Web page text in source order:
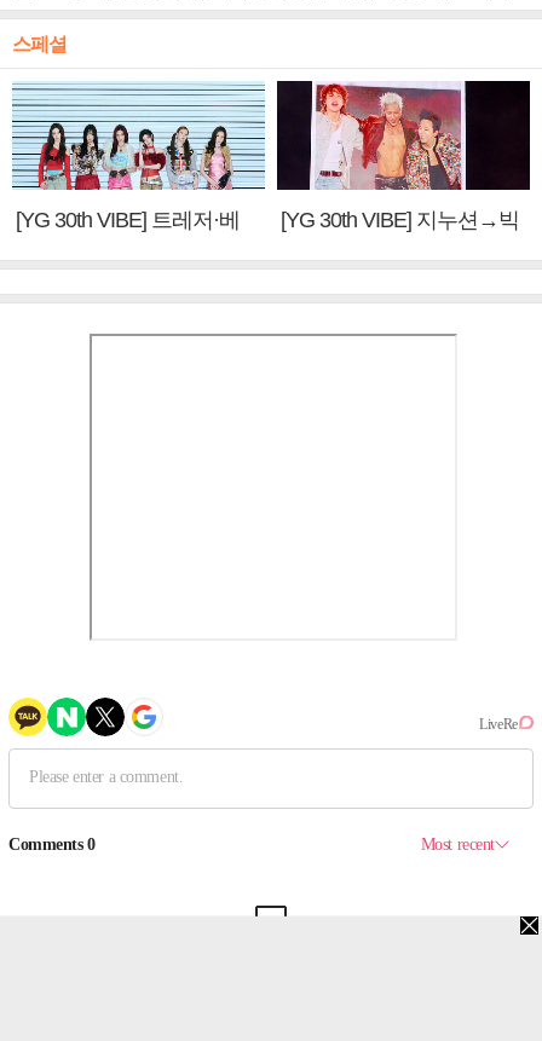
스페셜
[YG 30th VIBE] 트레저·베
[YG 30th VIBE] 지누션→빅